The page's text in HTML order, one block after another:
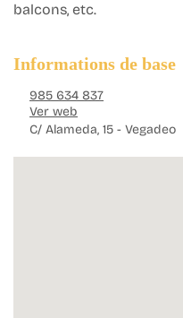
balcons, etc.
Informations de base
985 634 837
Ver web
C/ Alameda, 15 - Vegadeo